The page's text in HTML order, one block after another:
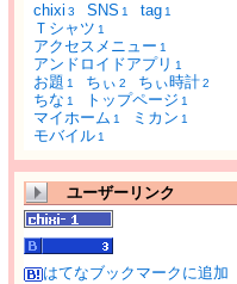
chixi 3 SNS 1 tag 1
Ｔシャツ 1
アクセスメニュー 1
アンドロイドアプリ 1
お題 1 ちぃ 2 ちぃ時計2
ちな 1 トップページ 1
マイホーム 1 ミカン 1
モバイル 1
ユーザーリンク
はてなブックマークに追加